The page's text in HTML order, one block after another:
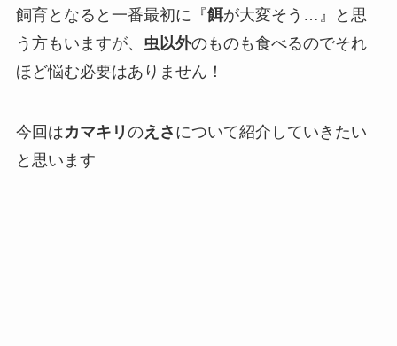
飼育となると一番最初に『餌が大変そう…』と思
う方もいますが、 虫以外のものも食べるのでそれ
ほど悩む必要はありません！
今回はカマキリ のえさ について紹介していきたい
と思います